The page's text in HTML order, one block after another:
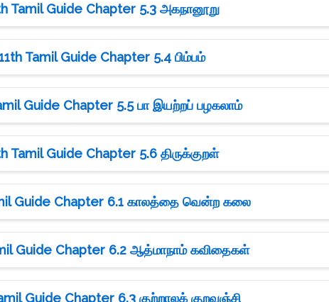
Tamil Guide Chapter 5.3 அகநானூறு
Tamil Guide Chapter 5.4 பிம்பம்
Guide Chapter 5.5 பா இயற்றப் பழகலாம்
Tamil Guide Chapter 5.6 திருக்குறள்
Guide Chapter 6.1 காலத்தை வென்ற கலை
Guide Chapter 6.2 ஆத்மாநாம் கவிதைகள்
Guide Chapter 6.3 குற்றாலக் குறவஞ்சி